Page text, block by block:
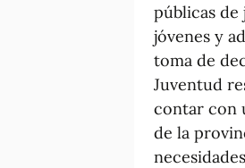
públicas de
jóvenes y
toma de
Juventud
contar con
de la